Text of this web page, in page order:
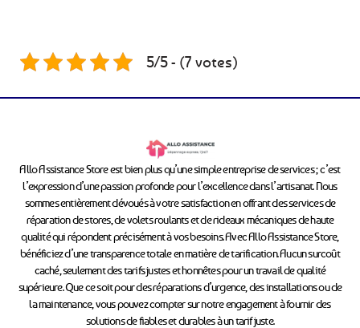
5/5 - (7 votes)
Allo Assistance Store est bien plus qu’une simple entreprise de services ; c’est
l’expression d’une passion profonde pour l’excellence dans l’artisanat. Nous
sommes entièrement dévoués à votre satisfaction en offrant des services de
réparation de stores, de volets roulants et de rideaux mécaniques de haute
qualité qui répondent précisément à vos besoins. Avec Allo Assistance Store,
bénéficiez d’une transparence totale en matière de tarification. Aucun surcoût
caché, seulement des tarifs justes et honnêtes pour un travail de qualité
supérieure. Que ce soit pour des réparations d’urgence, des installations ou de
la maintenance, vous pouvez compter sur notre engagement à fournir des
solutions de fiables et durables à un tarif juste.